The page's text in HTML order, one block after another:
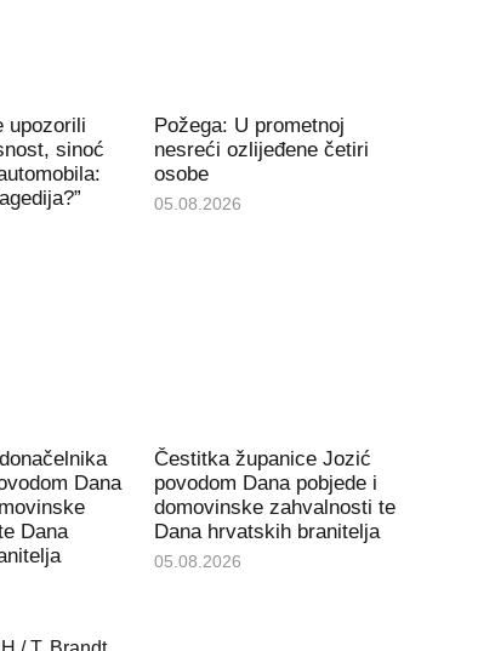
upozorili
sinoć
Požega: U prometnoj
nesreći ozlijeđene četiri
osobe
05.08.2026
Dana
Dana
Čestitka županice Jozić
povodom Dana pobjede i
domovinske zahvalnosti te
Dana hrvatskih branitelja
05.08.2026